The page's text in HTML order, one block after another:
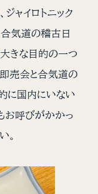
ャイロトニック
気道の稽古日
きな目的の一つ
売会と合気道の
に国内にいない
お呼びがかかっ
。